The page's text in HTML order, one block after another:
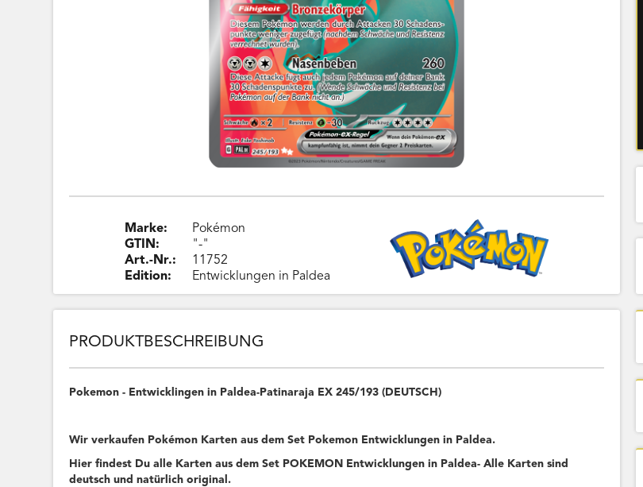
Marke:
GTIN:
Art.-Nr.:
Edition:
Pokémon
"-"
11752
Entwicklungen in Paldea
PRODUKTBESCHREIBUNG
Pokemon - Entwicklingen in Paldea-Patinaraja EX 245/193 (DEUTSCH)
Wir verkaufen Pokémon Karten aus dem Set Pokemon Entwicklungen in Paldea.
Hier findest Du alle Karten aus dem Set POKEMON Entwicklungen in Paldea- Alle Karten sind
deutsch und natürlich original.